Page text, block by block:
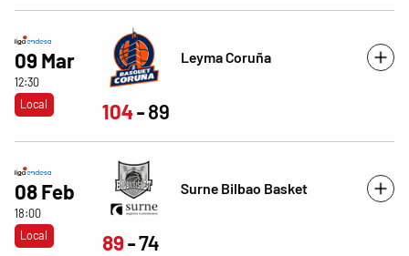
09 Mar
12:30
Local
Leyma Coruña
104 89
08 Feb
18:00
Local
Surne Bilbao Basket
89 74